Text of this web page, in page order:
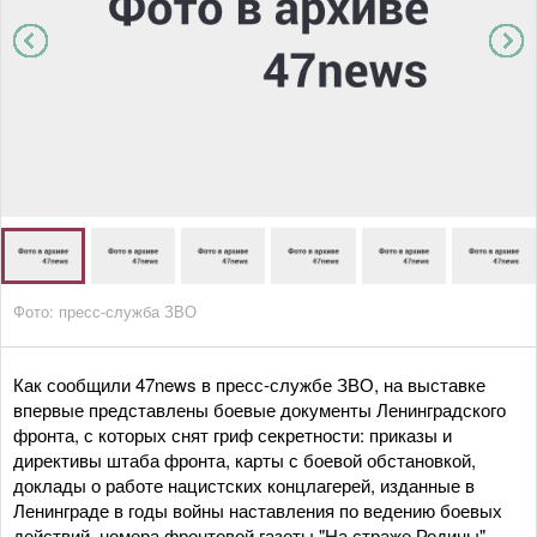
Фото: пресс-служба ЗВО
Как сообщили 47news в пресс-службе ЗВО, на выставке
впервые представлены боевые документы Ленинградского
фронта, с которых снят гриф секретности: приказы и
директивы штаба фронта, карты с боевой обстановкой,
доклады о работе нацистских концлагерей, изданные в
Ленинграде в годы войны наставления по ведению боевых